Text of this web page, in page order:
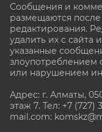
Сообщения и
размещаются
редактирования.
удалить их с сайта
указанные
или нарушением
Адрес: г. Алматы,
этаж 7. Тел: +7 (727)
mail.com: